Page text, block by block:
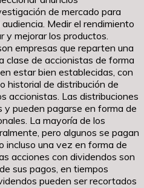
de mercado para
Medir el rendimiento
y mejorar los productos.
empresas que reparten una
clase de accionistas de forma
estar bien establecidas, con
historial de distribución de
accionistas. Las distribuciones
pueden pagarse en forma de
La mayoría de los
pero algunos se pagan
incluso una vez en forma de
acciones con dividendos son
sus pagos, en tiempos
pueden ser recortados